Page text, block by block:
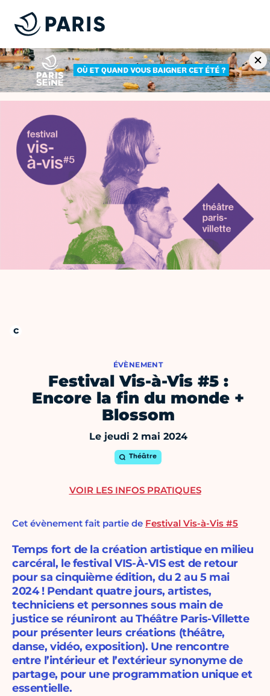
ÉVÈNEMENT
Festival Vis-à-Vis #5 :
Encore la fin du monde +
Blossom
Le jeudi 2 mai 2024
Théâtre
Cet évènement fait partie de Festival Vis-à-Vis #5
Temps fort de la création artistique en milieu
carcéral, le festival VIS-À-VIS est de retour
pour sa cinquième édition, du 2 au 5 mai
2024 ! Pendant quatre jours, artistes,
techniciens et personnes sous main de
justice se réuniront au Théâtre Paris-Villette
pour présenter leurs créations (théâtre,
danse, vidéo, exposition). Une rencontre
entre l’intérieur et l’extérieur synonyme de
partage, pour une programmation unique et
essentielle.
VOIR LES INFOS PRATIQUES